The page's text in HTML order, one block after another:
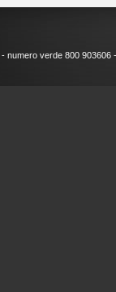
verde 800 903606